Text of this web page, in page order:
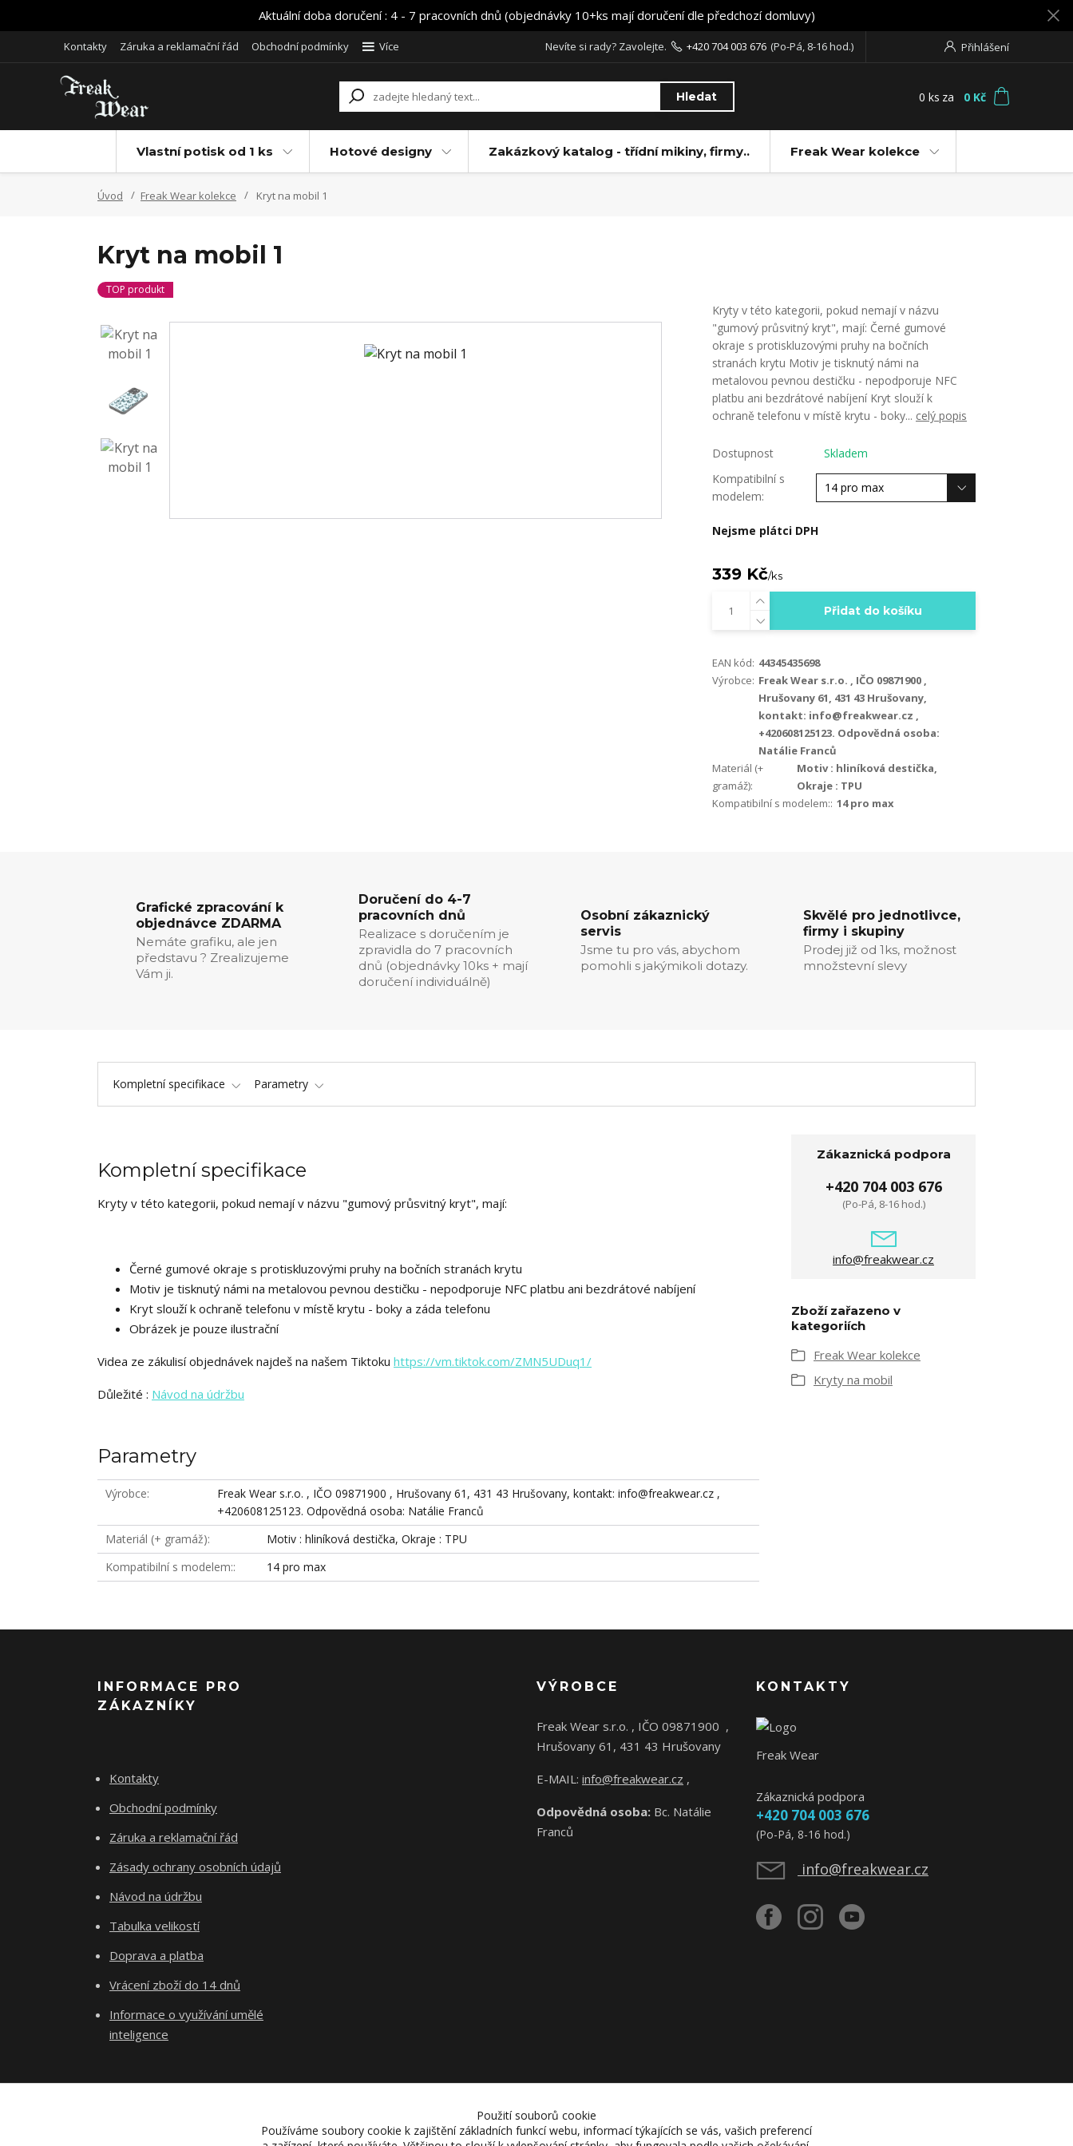
Aktuální doba doručení : 4 - 7 pracovních dnů (objednávky 10+ks mají doručení dle předchozí domluvy)
Kontakty Záruka a reklamační řád Obchodní podmínky Více Přihlášení
Hledat
Nevíte si rady? Zavolejte. +420 704 003 676 (Po-Pá, 8-16 hod.)
0 ks za 0 Kč
Vlastní potisk od 1 ks Hotové designy Zakázkový katalog - třídní mikiny, firmy.. Freak Wear kolekce
Úvod Freak Wear kolekce Kryt na mobil 1
Kryt na mobil 1
TOP produkt
Kryty v této kategorii, pokud nemají v názvu
"gumový průsvitný kryt", mají: Černé gumové
okraje s protiskluzovými pruhy na bočních
stranách krytu Motiv je tisknutý námi na
metalovou pevnou destičku - nepodporuje NFC
platbu ani bezdrátové nabíjení Kryt slouží k
ochraně telefonu v místě krytu - boky... celý popis
Dostupnost
Skladem
Kompatibilní s
modelem:
Nejsme plátci DPH
339 Kč/ks
Přidat do košíku
EAN kód: 44345435698
Výrobce: Freak Wear s.r.o. , IČO 09871900 ,
Hrušovany 61, 431 43 Hrušovany,
kontakt: info@freakwear.cz ,
+420608125123. Odpovědná osoba:
Natálie Franců
Materiál (+
gramáž):
Motiv : hliníková destička,
Okraje : TPU
Kompatibilní s modelem:: 14 pro max
Grafické zpracování k
objednávce ZDARMA
Nemáte grafiku, ale jen
představu ? Zrealizujeme
Vám ji.
Doručení do 4-7
pracovních dnů
Realizace s doručením je
zpravidla do 7 pracovních
dnů (objednávky 10ks + mají
doručení individuálně)
Osobní zákaznický
servis
Jsme tu pro vás, abychom
pomohli s jakýmikoli dotazy.
Skvělé pro jednotlivce,
firmy i skupiny
Prodej již od 1ks, možnost
množstevní slevy
Kompletní specifikace Parametry
Kompletní specifikace
Kryty v této kategorii, pokud nemají v názvu "gumový průsvitný kryt", mají:
Černé gumové okraje s protiskluzovými pruhy na bočních stranách krytu
Motiv je tisknutý námi na metalovou pevnou destičku - nepodporuje NFC platbu ani bezdrátové nabíjení
Kryt slouží k ochraně telefonu v místě krytu - boky a záda telefonu
Obrázek je pouze ilustrační
Videa ze zákulisí objednávek najdeš na našem Tiktoku https://vm.tiktok.com/ZMN5UDuq1/
Důležité : Návod na údržbu
Parametry
Výrobce
Freak Wear s.r.o. , IČO 09871900 , Hrušovany 61, 431 43 Hrušovany, kontakt: info@freakwear.cz ,
+420608125123. Odpovědná osoba: Natálie Franců
Materiál (+ gramáž)
Motiv : hliníková destička, Okraje : TPU
Kompatibilní s modelem:
14 pro max
Zákaznická podpora
+420 704 003 676
(Po-Pá, 8-16 hod.)
info@freakwear.cz
Zboží zařazeno v
kategoriích
Freak Wear kolekce
Kryty na mobil
INFORMACE PRO
ZÁKAZNÍKY
Kontakty
Obchodní podmínky
Záruka a reklamační řád
Zásady ochrany osobních údajů
Návod na údržbu
Tabulka velikostí
Doprava a platba
Vrácení zboží do 14 dnů
Informace o využívání umělé
inteligence
VÝROBCE
Freak Wear s.r.o. , IČO 09871900 ,
Hrušovany 61, 431 43 Hrušovany
E-MAIL: info@freakwear.cz ,
Odpovědná osoba: Bc. Natálie
Franců
KONTAKTY
Freak Wear
Zákaznická podpora
+420 704 003 676
(Po-Pá, 8-16 hod.)
info@freakwear.cz
Použití souborů cookie
Používáme soubory cookie k zajištění základních funkcí webu, informací týkajících se vás, vašich preferencí